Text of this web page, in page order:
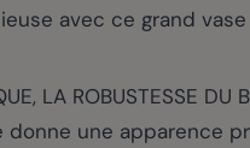
avec ce grand
LA
donne une apparence